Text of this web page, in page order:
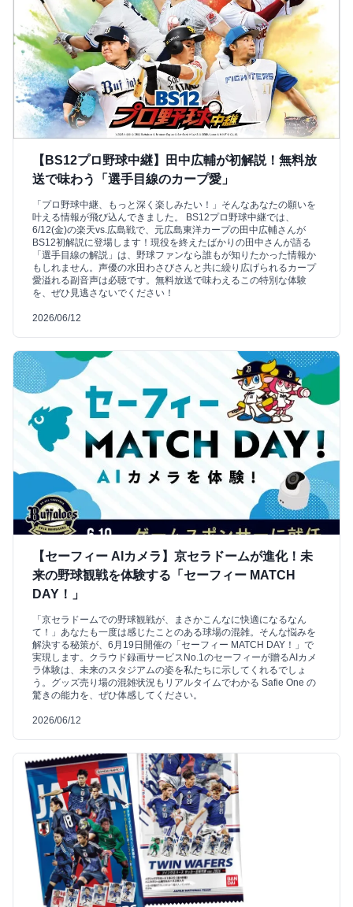
【BS12プロ野球中継】田中広輔が初解説！無料放
送で味わう「選手目線のカープ愛」
「プロ野球中継、もっと深く楽しみたい！」そんなあなたの願いを
叶える情報が飛び込んできました。 BS12プロ野球中継では、
6/12(金)の楽天vs.広島戦で、元広島東洋カープの田中広輔さんが
BS12初解説に登場します！現役を終えたばかりの田中さんが語る
「選手目線の解説」は、野球ファンなら誰もが知りたかった情報か
もしれません。声優の水田わさびさんと共に繰り広げられるカープ
愛溢れる副音声は必聴です。無料放送で味わえるこの特別な体験
を、ぜひ見逃さないでください！
2026/06/12
【セーフィー AIカメラ】京セラドームが進化！未
来の野球観戦を体験する「セーフィー MATCH
DAY！」
「京セラドームでの野球観戦が、まさかこんなに快適になるなん
て！」あなたも一度は感じたことのある球場の混雑。そんな悩みを
解決する秘策が、6月19日開催の「セーフィー MATCH DAY！」で
実現します。クラウド録画サービスNo.1のセーフィーが贈るAIカメ
ラ体験は、未来のスタジアムの姿を私たちに示してくれるでしょ
う。グッズ売り場の混雑状況もリアルタイムでわかる Safie One の
驚きの能力を、ぜひ体感してください。
2026/06/12